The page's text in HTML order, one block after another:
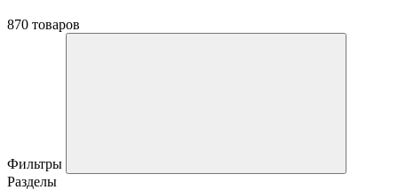
870 товаров
Фильтры
Разделы